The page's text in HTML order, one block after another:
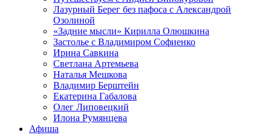
Лазурный Берег без пафоса с Александрой
Озолиной
«Задние мысли» Кирилла Олюшкина
Застолье с Владимиром Софиенко
Ирина Савкина
Светлана Артемьева
Наталья Мешкова
Владимир Берштейн
Екатерина Габалова
Олег Липовецкий
Илона Румянцева
Афиша